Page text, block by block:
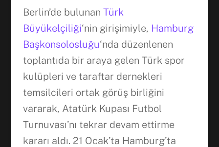
Berlin’de bulunan Türk
Büyükelçiliği‘nin girişimiyle, Hamburg
Başkonsolosluğu‘nda düzenlenen
toplantıda bir araya gelen Türk spor
kulüpleri ve taraftar dernekleri
temsilcileri ortak görüş birliğini
vararak, Atatürk Kupası Futbol
Turnuvası’nı tekrar devam ettirme
kararı aldı. 21 Ocak’ta Hamburg’ta